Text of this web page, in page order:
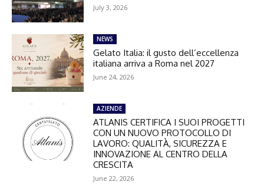
July 3, 2026
NEWS
Gelato Italia: il gusto dell’eccellenza
italiana arriva a Roma nel 2027
June 24, 2026
AZIENDE
ATLANIS CERTIFICA I SUOI PROGETTI
CON UN NUOVO PROTOCOLLO DI
LAVORO: QUALITÀ, SICUREZZA E
INNOVAZIONE AL CENTRO DELLA
CRESCITA
June 22, 2026